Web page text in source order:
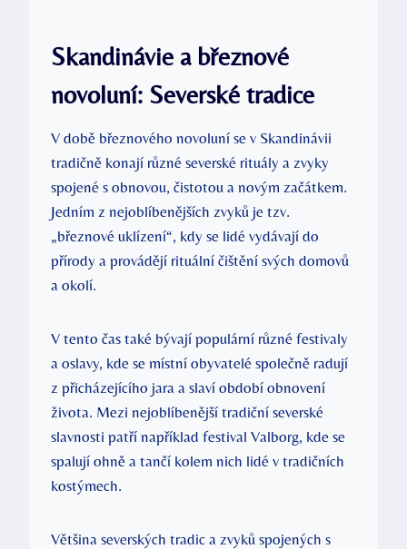
Skandinávie a březnové
novoluní: Severské tradice
V době březnového novoluní se v Skandinávii
tradičně konají různé severské rituály a zvyky
spojené s obnovou, čistotou a novým začátkem.
Jedním z nejoblíbenějších zvyků je tzv.
„březnové uklízení“, kdy se lidé vydávají do
přírody a provádějí rituální čištění svých domovů
a okolí.
V tento čas také bývají populární různé festivaly
a oslavy, kde se místní obyvatelé společně radují
z přicházejícího jara a slaví období obnovení
života. Mezi nejoblíbenější tradiční severské
slavnosti patří například festival Valborg, kde se
spalují ohně a tančí kolem nich lidé v tradičních
kostýmech.
Většina severských tradic a zvyků spojených s